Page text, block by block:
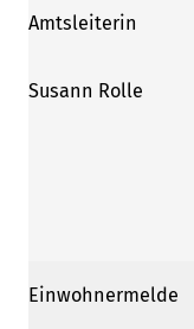
Amtsleiterin
Susann Rolle
Einwohnermelde